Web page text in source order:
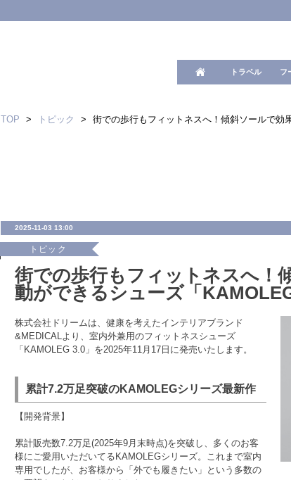
トラベル フ
TOP > トピック > 街での歩行もフィットネスへ！傾斜ソールで効
2025-11-03 13:00
トピック
街での歩行もフィットネスへ！
動ができるシューズ「
株式会社ドリームは、健康を考えたインテリアブランド
&MEDICALより、室内外兼用のフィットネスシューズ
「KAMOLEG 3.0」を2025年11月17日に発売いたします。
累計7.2万足突破のKAMOLEGシリーズ最新作
【開発背景】
累計販売数7.2万足(2025年9月末時点)を突破し、多くのお客
様にご愛用いただいてるKAMOLEGシリーズ。これまで室内
専用でしたが、お客様から「外でも履きたい」という多数の